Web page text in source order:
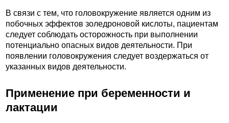
В связи с тем, что головокружение является одним из
побочных эффектов золедроновой кислоты, пациентам
следует соблюдать осторожность при выполнении
потенциально опасных видов деятельности. При
появлении головокружения следует воздержаться от
указанных видов деятельности.
Применение при беременности и
лактации